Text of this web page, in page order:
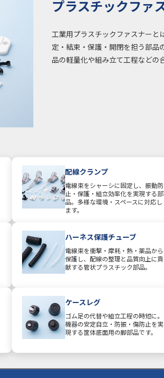
プラスチックファ
工業用プラスチックファスナーと
定・結束・保護・開閉を担う部品
品の軽量化や組み立て工程などの
配線クランプ
電線束をシャーシに固定し、振動防
止・保護・組立効率化を実現する部
品。多様な環境・スペースに対応し
ます。
ハーネス保護チューブ
電線束を衝撃・摩耗・熱・薬品から
保護し、配線の整理と品質向上に貢
献する管状プラスチック部品。
ケースレグ
ゴム足の代替や組立工程の時短に。
機器の安定自立・防振・傷防止を実
現する筐体底面用の脚部品です。